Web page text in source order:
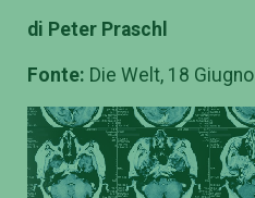
di Peter Praschl
Fonte: Die Welt, 18 Giugno